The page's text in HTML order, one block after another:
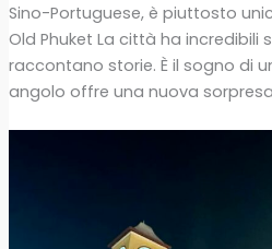
Sino-Portuguese, è piuttosto
Old Phuket La città ha incredibili
raccontano storie. È il sogno di
angolo offre una nuova